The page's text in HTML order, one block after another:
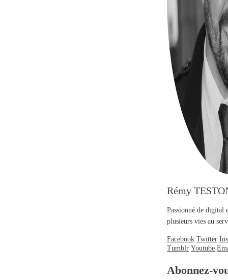
Rémy
Passionné de digital
plusieurs vies au
Facebook Twitter
Tumblr Youtube
Abonnez-